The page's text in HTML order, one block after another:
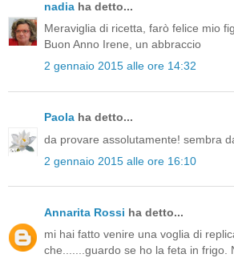
nadia ha detto...
Meraviglia di ricetta, farò felice mio
Buon Anno Irene, un abbraccio
2 gennaio 2015 alle ore 14:32
Paola ha detto...
da provare assolutamente! sembra
2 gennaio 2015 alle ore 16:10
Annarita Rossi ha detto...
mi hai fatto venire una voglia di
che.......guardo se ho la feta in frigo.